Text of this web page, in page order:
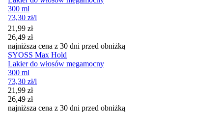
300 ml
73,30 zł/l
Cena promocyjna
21,99 zł
26,49 zł
najniższa cena z 30 dni przed obniżką
SYOSS Max Hold
Lakier do włosów megamocny
300 ml
73,30 zł/l
Cena promocyjna
21,99 zł
26,49 zł
najniższa cena z 30 dni przed obniżką